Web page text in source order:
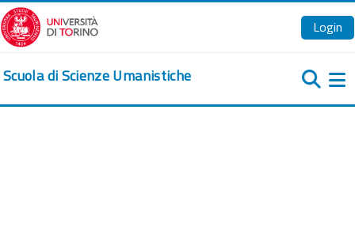
Zum Hauptinhalt
Login
Scuola di Scienze Umanistiche